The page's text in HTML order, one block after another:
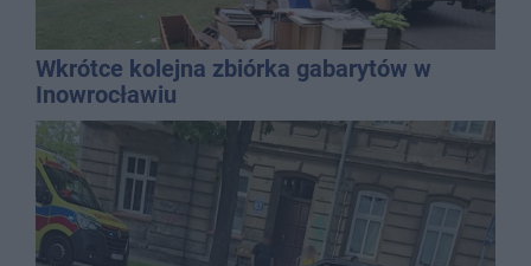
Wkrótce kolejna zbiórka gabarytów w
Inowrocławiu